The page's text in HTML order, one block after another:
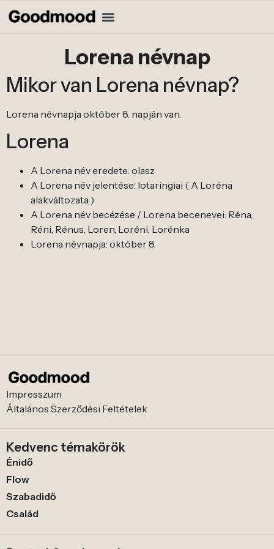
Lorena névnap
Mikor van Lorena névnap?
Lorena névnapja október 8. napján van.
Lorena
A Lorena név eredete: olasz
A Lorena név jelentése: lotaringiai ( A Loréna
alakváltozata )
A Lorena név becézése / Lorena becenevei: Réna,
Réni, Rénus, Loren, Loréni, Lorénka
Lorena névnapja: október 8.
Impresszum
Általános Szerződési Feltételek
Kedvenc témakörök
Énidő
Flow
Szabadidő
Család